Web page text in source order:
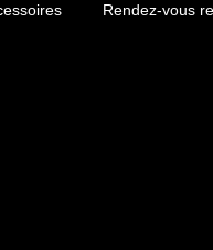
Rendez-vous